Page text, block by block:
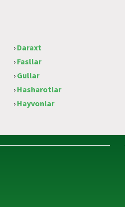
› Daraxt
› Fasllar
› Gullar
› Hasharotlar
› Hayvonlar